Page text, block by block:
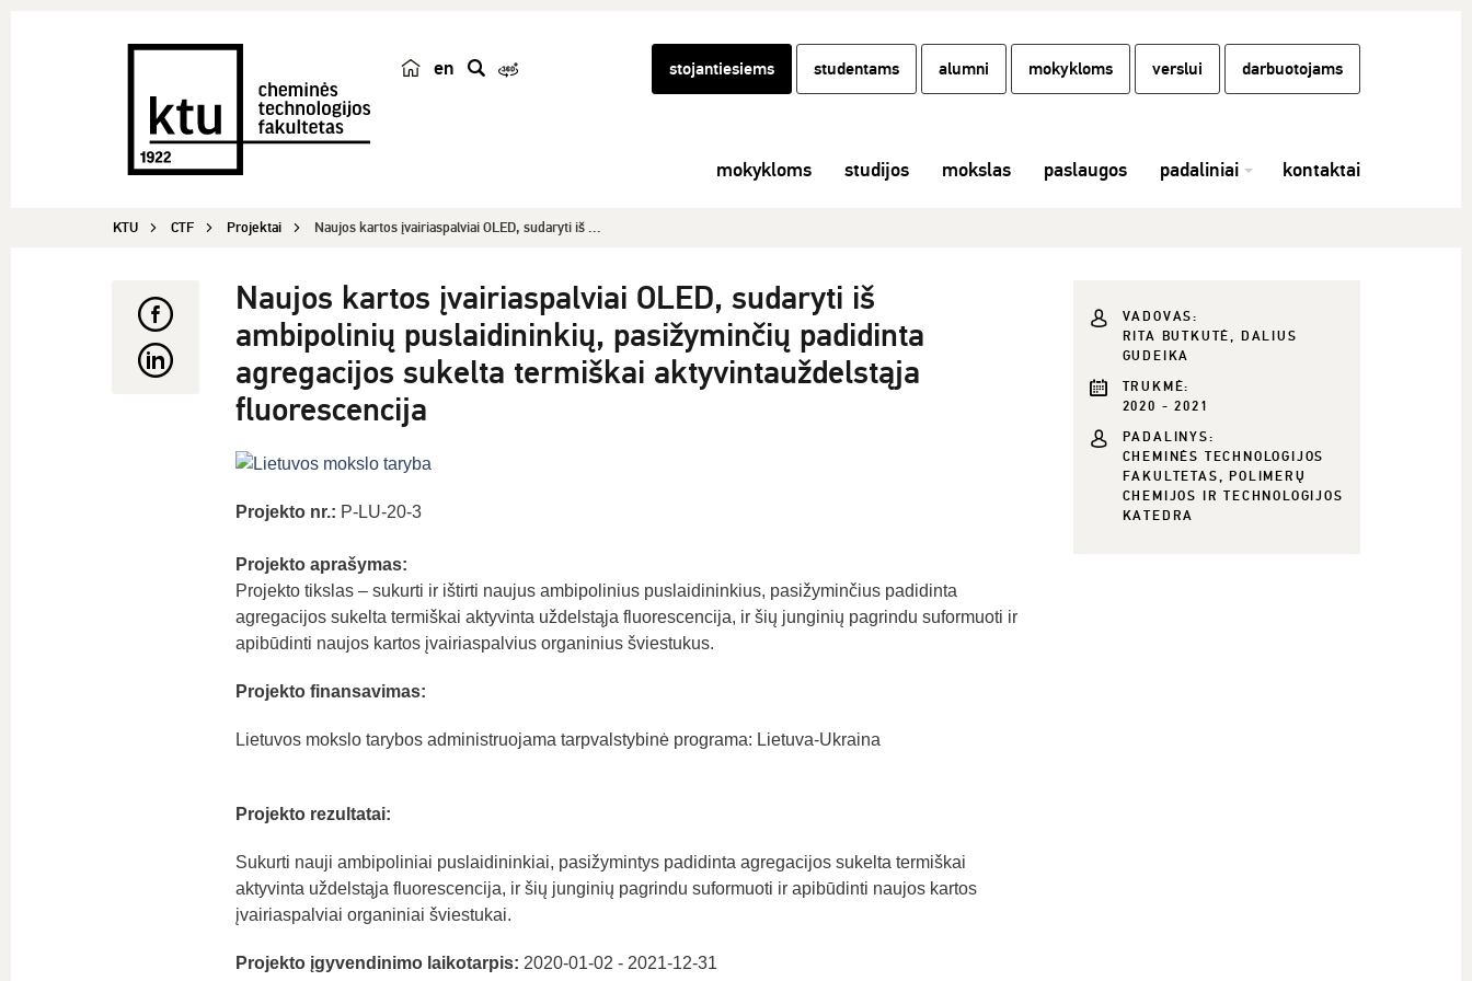
en
k
stojantiesiems studentams alumni mokykloms verslui darbuotojams
mokykloms studijos mokslas paslaugos padaliniai kontaktai
KTU CTF Projektai Naujos kartos įvairiaspalviai OLED, sudaryti iš ...
Naujos kartos įvairiaspalviai OLED, sudaryti iš
ambipolinių puslaidininkių, pasižyminčių padidinta
agregacijos sukelta termiškai aktyvintauždelstąja
fluorescencija
Projekto nr.: P-LU-20-3
Projekto aprašymas:
Projekto tikslas – sukurti ir ištirti naujus ambipolinius puslaidininkius, pasižyminčius padidinta
agregacijos sukelta termiškai aktyvinta uždelstąja fluorescencija, ir šių junginių pagrindu suformuoti ir
apibūdinti naujos kartos įvairiaspalvius organinius šviestukus.
Projekto finansavimas:
Lietuvos mokslo tarybos administruojama tarpvalstybinė programa: Lietuva-Ukraina
Projekto rezultatai:
Sukurti nauji ambipoliniai puslaidininkiai, pasižymintys padidinta agregacijos sukelta termiškai
aktyvinta uždelstąja fluorescencija, ir šių junginių pagrindu suformuoti ir apibūdinti naujos kartos
įvairiaspalviai organiniai šviestukai.
Projekto įgyvendinimo laikotarpis: 2020-01-02 - 2021-12-31
VADOVAS:
RITA BUTKUTĖ, DALIUS
GUDEIKA
TRUKMĖ:
2020 - 2021
PADALINYS:
CHEMINĖS TECHNOLOGIJOS
FAKULTETAS, POLIMERŲ
CHEMIJOS IR TECHNOLOGIJOS
KATEDRA